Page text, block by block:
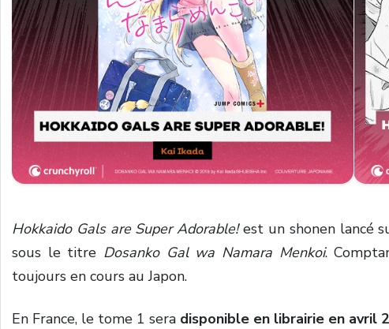
Hokkaido Gals are Super Adorable!est un shonen lancé
sous le titre Dosanko Gal wa Namara Menkoi.
toujours en cours au Japon.
En France, le tome 1 sera disponible en librairie en avril